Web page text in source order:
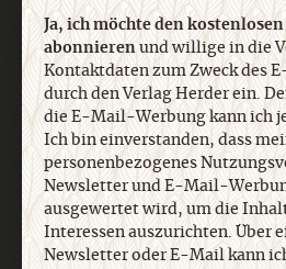
ausgewertet wird, um die
Interessen auszurichten.
Newsletter oder E-Mail
jederzeit ausschalten.
Informationen finden
E-Mail
Ja, ich möchte den
abonnierenund willige in die
Kontaktdaten zum Zweck des
durch den Verlag Herder ein.
die E-Mail-Werbung kann ich
Ich bin einverstanden, dass
personenbezogenes
Newsletter und E-Mail-
ausgewertet wird, um die
Interessen auszurichten. Über
Newsletter oder E-Mail kann